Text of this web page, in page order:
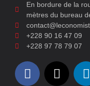
En bordure de la
mètres du bureau
+228 90 16 47 09
+228 97 78 79 07